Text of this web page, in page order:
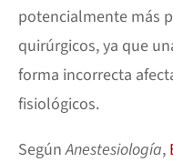
potencialmente más
quirúrgicos, ya que
forma incorrecta
fisiológicos.
SegúnAnestesiología,